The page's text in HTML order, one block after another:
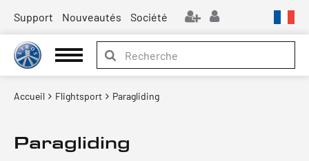
Support Nouveautés Société
Accueil Flightsport Paragliding
Paragliding